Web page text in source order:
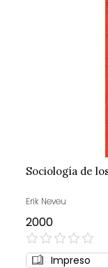
Sociología de
Erik Neveu
2000
0%
Impreso